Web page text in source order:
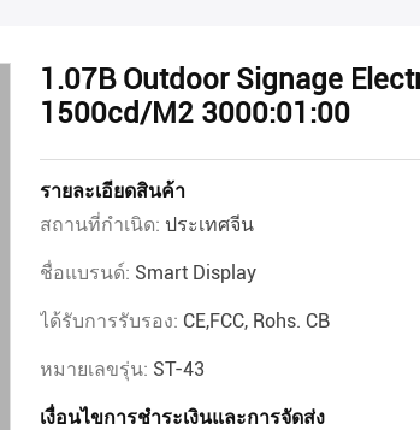
1.07B Outdoor Signage
1500cd/M2 3000:01:00
รายละเอียดสินค้า
สถานที่กำเนิด: ประเทศจีน
ชื่อแบรนด์: Smart Display
ได้รับการรับรอง: CE,FCC, Rohs. CB
หมายเลขรุ่น: ST-43
เงื่อนไขการชําระเงินและการจัดส่ง